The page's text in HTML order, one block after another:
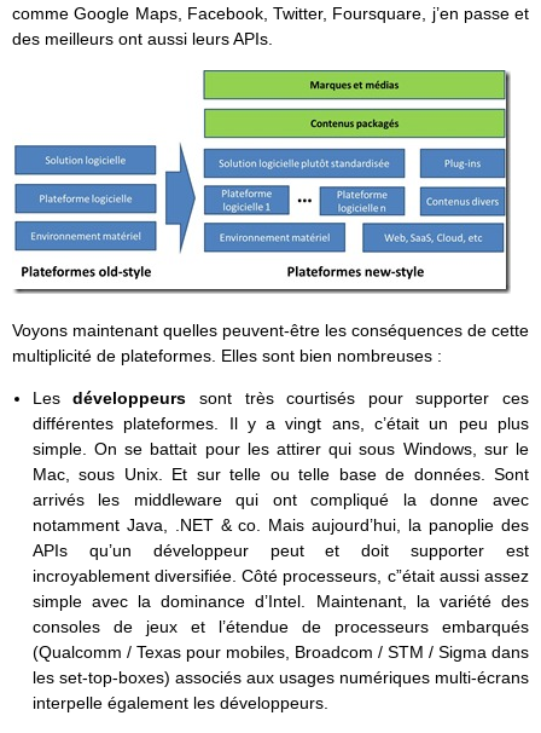
comme Google Maps, Facebook, Twitter, Foursquare, j’en passe et
des meilleurs ont aussi leurs APIs.
Voyons maintenant quelles peuvent-être les conséquences de cette
multiplicité de plateformes. Elles sont bien nombreuses :
Lesdéveloppeurs sont très courtisés pour supporter ces
différentes plateformes. Il y a vingt ans, c’était un peu plus
simple. On se battait pour les attirer qui sous Windows, sur le
Mac, sous Unix. Et sur telle ou telle base de données. Sont
arrivés les middleware qui ont compliqué la donne avec
notamment Java, .NET & co. Mais aujourd’hui, la panoplie des
APIs qu’un développeur peut et doit supporter est
incroyablement diversifiée. Côté processeurs, c”était aussi assez
simple avec la dominance d’Intel. Maintenant, la variété des
consoles de jeux et l’étendue de processeurs embarqués
(Qualcomm / Texas pour mobiles, Broadcom / STM / Sigma dans
les set-top-boxes) associés aux usages numériques multi-écrans
interpelle également les développeurs.